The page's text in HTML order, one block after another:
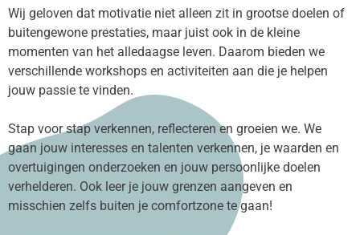
Wij geloven dat motivatie niet alleen zit in grootse doelen of
buitengewone prestaties, maar juist ook in de kleine
momenten van het alledaagse leven. Daarom bieden we
verschillende workshops en activiteiten aan die je helpen
jouw passie te vinden.
Stap voor stap verkennen, reflecteren en groeien we. We
gaan jouw interesses en talenten verkennen, je waarden en
overtuigingen onderzoeken en jouw persoonlijke doelen
verhelderen. Ook leer je jouw grenzen aangeven en
misschien zelfs buiten je comfortzone te gaan!